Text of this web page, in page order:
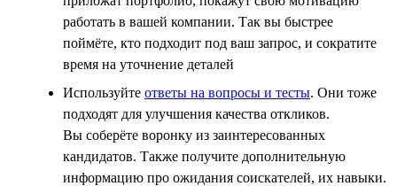
работать в вашей компании. Так вы быстрее
поймёте, кто подходит под ваш запрос, и сократите
время на уточнение деталей
Используйте ответы на вопросы и тесты. Они тоже
подходят для улучшения качества откликов.
Вы соберёте воронку из заинтересованных
кандидатов. Также получите дополнительную
информацию про ожидания соискателей, их навыки.